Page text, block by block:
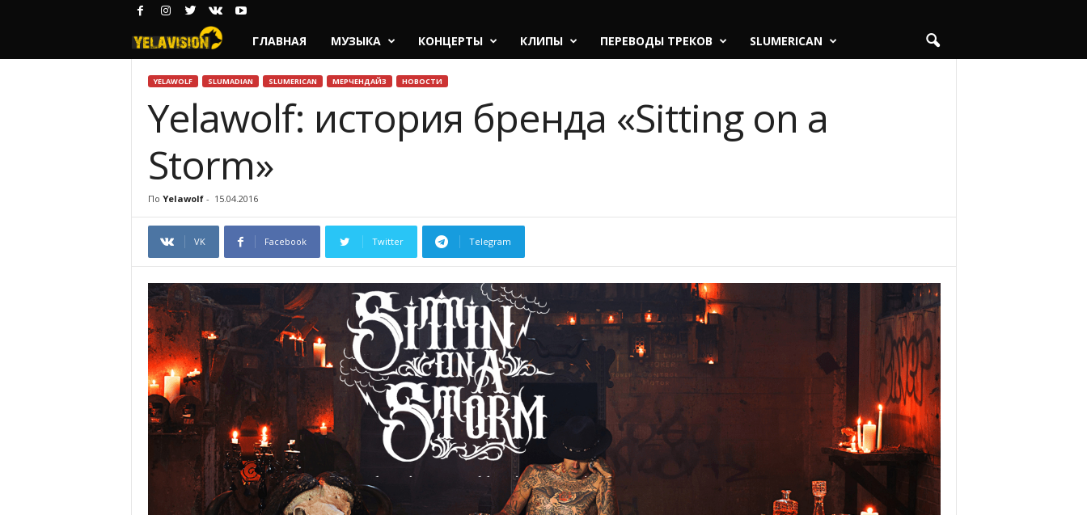
e
o
f
—
Р
у
с
с
к
ГЛАВНАЯ МУЗЫКА КОНЦЕРТЫ КЛИПЫ ПЕРЕВОДЫ ТРЕКОВ SLUMERICAN
YELAWOLF SLUMADIAN SLUMERICAN МЕРЧЕНДАЙЗ НОВОСТИ
Yelawolf: история бренда «Sitting on a
Storm»
По Yelawolf- 15.04.2016
VK Facebook Twitter Telegram